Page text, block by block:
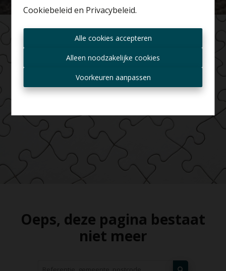
Cookiebeleid en Privacybeleid.
Alle cookies accepteren
Alleen noodzakelijke cookies
Voorkeuren aanpassen
Oeps, deze pagina bestaat
niet meer
Altijd als eerste op de
hoogte zijn van nieuwe
aanbiedingen?
Ontvang aanbod per mail